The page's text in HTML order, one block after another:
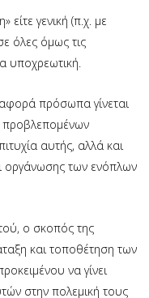
είτε γενική (π.χ. με
όλες όμως τις
υποχρεωτική.
πρόσωπα γίνεται
προβλεπομένων
αυτής, αλλά και
οργάνωσης των ενόπλων
ο σκοπός της
και τοποθέτηση των
να γίνει
στην πολεμική τους